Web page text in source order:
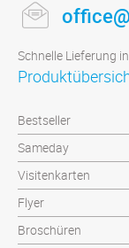
Schnelle Lieferung
Bestseller
Sameday
Visitenkarten
Flyer
Broschüren